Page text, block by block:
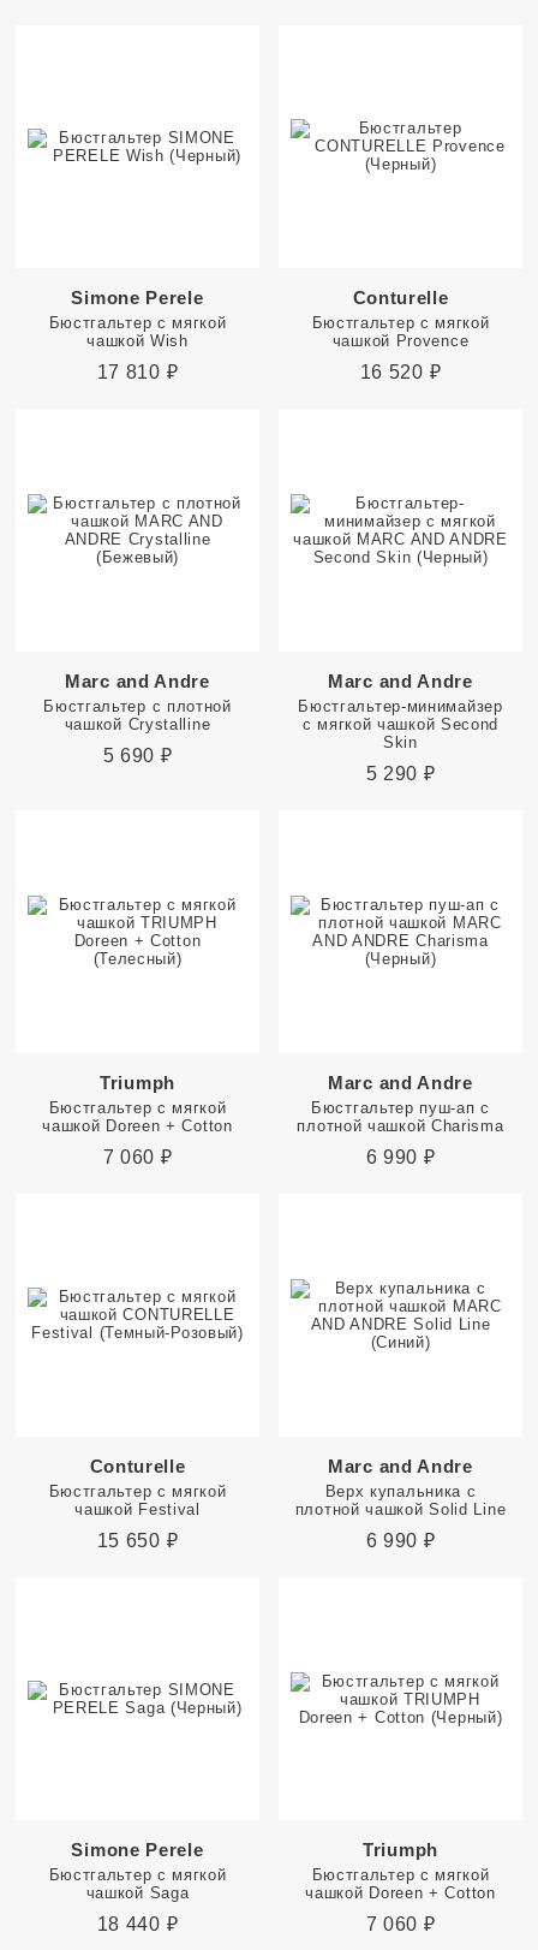
Simone Perele
Бюстгальтер с мягкой
чашкой Wish
17 810 ₽
Conturelle
Бюстгальтер с мягкой
чашкой Provence
16 520 ₽
Marc and Andre
Бюстгальтер с плотной
чашкой Crystalline
5 690 ₽
Marc and Andre
Бюстгальтер-минимайзер
с мягкой чашкой Second
Skin
5 290 ₽
Triumph
Бюстгальтер с мягкой
чашкой Doreen + Cotton
7 060 ₽
Marc and Andre
Бюстгальтер пуш-ап с
плотной чашкой Charisma
6 990 ₽
Conturelle
Бюстгальтер с мягкой
чашкой Festival
15 650 ₽
Marc and Andre
Верх купальника с
плотной чашкой Solid Line
6 990 ₽
Simone Perele
Бюстгальтер с мягкой
чашкой Saga
18 440 ₽
Triumph
Бюстгальтер с мягкой
чашкой Doreen + Cotton
7 060 ₽